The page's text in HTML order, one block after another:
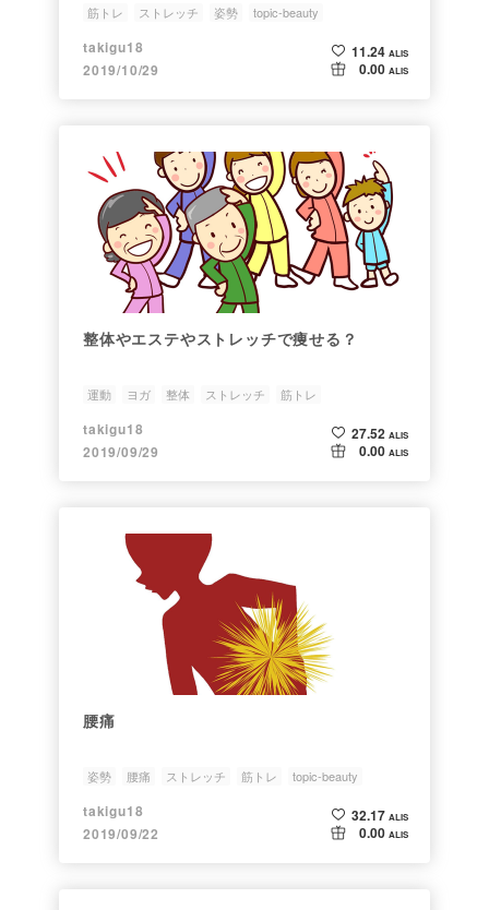
筋トレ ストレッチ 姿勢 topic-beauty
takigu18
2019/10/29
11.24 ALIS
0.00 ALIS
整体やエステやストレッチで痩せる？
運動 ヨガ 整体 ストレッチ 筋トレ
takigu18
2019/09/29
27.52 ALIS
0.00 ALIS
腰痛
姿勢 腰痛 ストレッチ 筋トレ topic-beauty
takigu18
2019/09/22
32.17 ALIS
0.00 ALIS